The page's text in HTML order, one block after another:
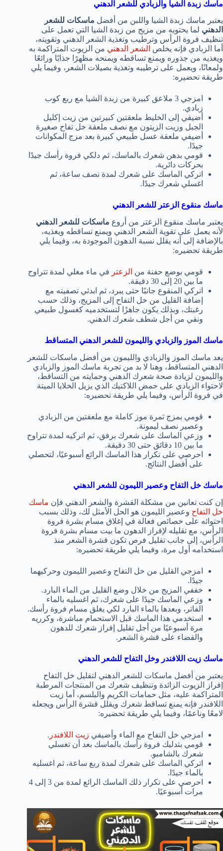
ماسك زبدة الشيا والزبادي للشعر الدهني
يعتبر ماسك زبدة الشيا واللبن من أفضل ماسكات للشعر
الدهني لما يحتويه من مزيج من زبدة الشيا التي تعمل على
تنظيف فروة الرأس وترطيب وتغذية الشعر الدهني وتقويته،
أما الزبادي فإنه يخلص الشعر الدهني من الزيوت المتراكمة به
ويغذيه من جذوره ويمنع تساقطه ويمنحه مظهرًا جذابًا ورائعًا
ولمعانًا، ويعمل على ترطيبه وتغذية بصيلات الشعر، وفيما يلي
طريقة تحضيره:
امزجي 3 ملاعق كبيرة من زبدة الشيا مع ربع كوب
زبادي.
أضيفي إلى الخليط ملعقتين كبيرتين من زيت إكليل
الجبل وزيت الزيتون مع نصف ملعقة خل تفاح صغيرة
أضيفي ملعقة عسل طبيعي كبيرة بعد مزج المكوانات
جيدًا.
قومي بدهن شعرك بالماسك، ثم دلكي فروة رأسك جيدًا
بحركات دائرية.
اتركي الماسك على شعرك لمدة نصف ساعة، ثم
اغسلي شعرك جيدًا.
ماسك منقوع الزعتر للشعر الدهني
يعتبر ماسك منقوع الزعتر من أروع ماسكات للشعر الدهني
لأنه يعمل على تقوية الشعر الدهني ويمنع تساقطه ويغذيه،
بالإضافة إلى أنه يقلل نسبة الدهون الموجودة به، وفيما يلي
طريقة تحضيره:
قومي بوضع حفنة من الزعتر في ماء مغلي لمدة تتراوح
ما بين 20 إلى 30 دقيقة.
اتركي المنقوع جانبًا حتى يبرد، ثم ابدئي تصفيته مع
إضافة القليل من خل التفاح إلى المزيج، وذلك حسب
رغبتك، وبذلك يكون جاهزًا لتستخدميه كغسول طبيعي
ونقي من أجل شطف شعرك الدهني.
ماسك الموز والزبادي والليمون للشعر الدهني المتساقط
يعد ماسك الموز والزبادي والليمون من أفضل ماسكات للشعر
الدهني المتساقط، وهنا لا بد من تجربة ماسك الموز والزبادي
والليمون لزيادة صحة شعرك الدهني وحمايته من التساقط،
لاحتواء الزبادي على حمض اللاكتيك الذي يزيل الخلايا الميتة
في فروة الرأس، وفيما يلي طريقة تحضيره:
قومي بمزج ثمرة موز كاملة مع ملعقتين من الزبادي
وعصير نصف ليمونة.
وزعي الماسك على شعرك برفق، ثم اتركيه لمدة تتراوح
ما بين 10 دقائق حتى 30 دقيقة.
احرصي على تكرار هذا الماسك الرائع أسبوعيًا، لتحصلي
على أفضل النتائج.
ماسك خل التفاح وعصير الليمون للشعر الدهني
إن كنت تعانين من مشكلة القشرة والشعر الدهني فإن ماسك
خل التفاح وعصير الليمون هو الحل الأمثل لك، وذلك بسبب
احتوائه على خصائص فعالة في إغلاق مسام بشرة فروة
الرأس، مع تقليله لإفراز الدهون ما بيت مسام بشرة فروة
الرأس، إلى جانب تقليل فرص تكون قشرة الشعر منذ
استخدامه أول مرة، وفيما يلي طريقة تحضيره:
امزجي القليل من خل التفاح وعصير الليمون وحركيهما
جيدًا.
خففي المزيج من خلال وضع القليل من الماء البارد.
وزعي الماسك جيدًا على شعرك، ثم اغسليه بالماء
الفاتر، وبعدها بالماء البارد لكي يغلق مسام فروة رأسك.
استخدمي هذا الماسك قبل الاستحمام مباشرة، وكرريه
مرة أسبوعيًا من أجل تقليل إفراز شعرك للدهون
والقضاء على قشرة الشعر.
ماسك زيت اللافندر وخل التفاح للشعر الدهني
يعتبر من أفضل ماسكات للشعر الدهني لتقليل خل التفاح
إفراز الزيوت الزائدة وتنظيف شعرك من المنتجات المرطبة
المتراكمة عليه، مثل حمامات الكريم والبلسم، أما زيت
اللافندر فإنه يمنع تساقط شعرك ويقلل قشرة الرأس ويجعله
لامعًا وناعمًا، وفيما يلي طريقة تحضيره:
امزجي خل التفاح مع الماء وأضيفي زيت اللافندر .
قومي بتدليك فروة رأسك بالماسك بعد أن تغسلي
شعرك بالشامبو.
اتركي الماسك على شعرك لمدة ربع ساعة، ثم اغسليه
بالماء جيدًا.
احرصي على تكرار ذلك الماسك الرائع لمدة من 3 إلى 4
مرات أسبوعيًا.